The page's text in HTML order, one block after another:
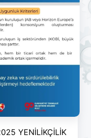
YENİLİKÇİLİK